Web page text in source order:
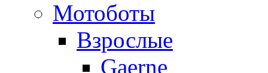
Мотоботы
Взрослые
Gaerne